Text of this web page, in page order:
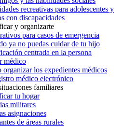
recreativas para adolescentes y
con discapacidades
y organizarte
para casos de emergencia
ya no puedas cuidar de tu hijo
centrada en la persona
médico
organizar los expedientes médicos
médico electrónico
familiares
tu hogar
militares
asignaciones
de áreas rurales